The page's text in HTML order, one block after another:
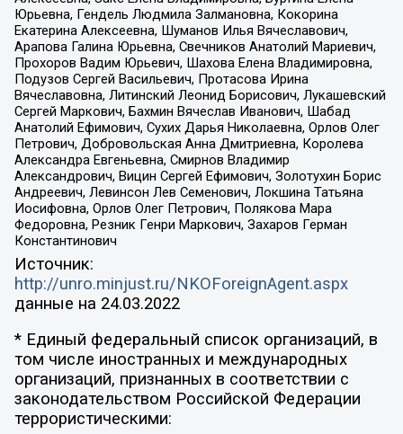
Юрьевна, Гендель Людмила Залмановна, Кокорина
Екатерина Алексеевна, Шуманов Илья Вячеславович,
Арапова Галина Юрьевна, Свечников Анатолий Мариевич,
Прохоров Вадим Юрьевич, Шахова Елена Владимировна,
Подузов Сергей Васильевич, Протасова Ирина
Вячеславовна, Литинский Леонид Борисович, Лукашевский
Сергей Маркович, Бахмин Вячеслав Иванович, Шабад
Анатолий Ефимович, Сухих Дарья Николаевна, Орлов Олег
Петрович, Добровольская Анна Дмитриевна, Королева
Александра Евгеньевна, Смирнов Владимир
Александрович, Вицин Сергей Ефимович, Золотухин Борис
Андреевич, Левинсон Лев Семенович, Локшина Татьяна
Иосифовна, Орлов Олег Петрович, Полякова Мара
Федоровна, Резник Генри Маркович, Захаров Герман
Константинович
Источник:
http://unro.minjust.ru/NKOForeignAgent.aspx
данные на 24.03.2022
* Единый федеральный список организаций, в
том числе иностранных и международных
организаций, признанных в соответствии с
законодательством Российской Федерации
террористическими: